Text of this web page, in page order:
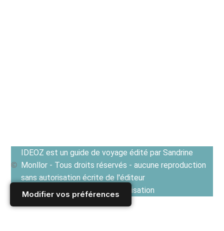
Modifier vos préférences
IDEOZ est un guide de voyage édité par Sandrine
Monllor - Tous droits réservés - aucune reproduction
sans autorisation écrite de l'éditeur
Voir les Conditions générales d'utilisation